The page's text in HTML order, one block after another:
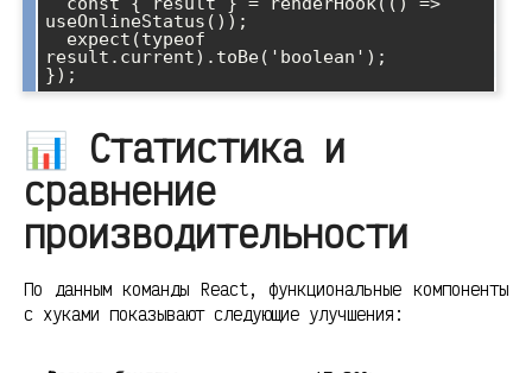
useOnlineStatus());
result.current).toBe('boolean');
});
📊 Статистика и
сравнение
производительности
По данным команды React, функциональные компоненты
с хуками показывают следующие улучшения: